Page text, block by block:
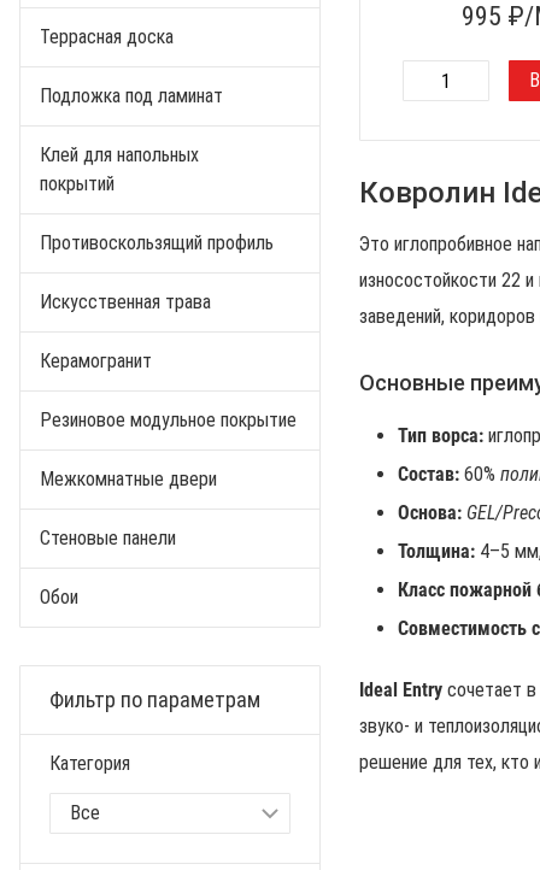
Террасная доска
Подложка под ламинат
Клей для напольных
покрытий
Противоскользящий профиль
Искусственная трава
Керамогранит
Резиновое модульное покрытие
Межкомнатные двери
Стеновые панели
Обои
Фильтр по параметрам
Категория
995 ₽/
Ковролин
Это иглопробивное
износостойкости 22
заведений,
Основные
Тип ворса:
Состав: 60%
Основа: GEL/
Толщина: 4–5
Класс пожарной
Совместимость
Ideal Entry сочетает
звуко- и
решение для тех, кто